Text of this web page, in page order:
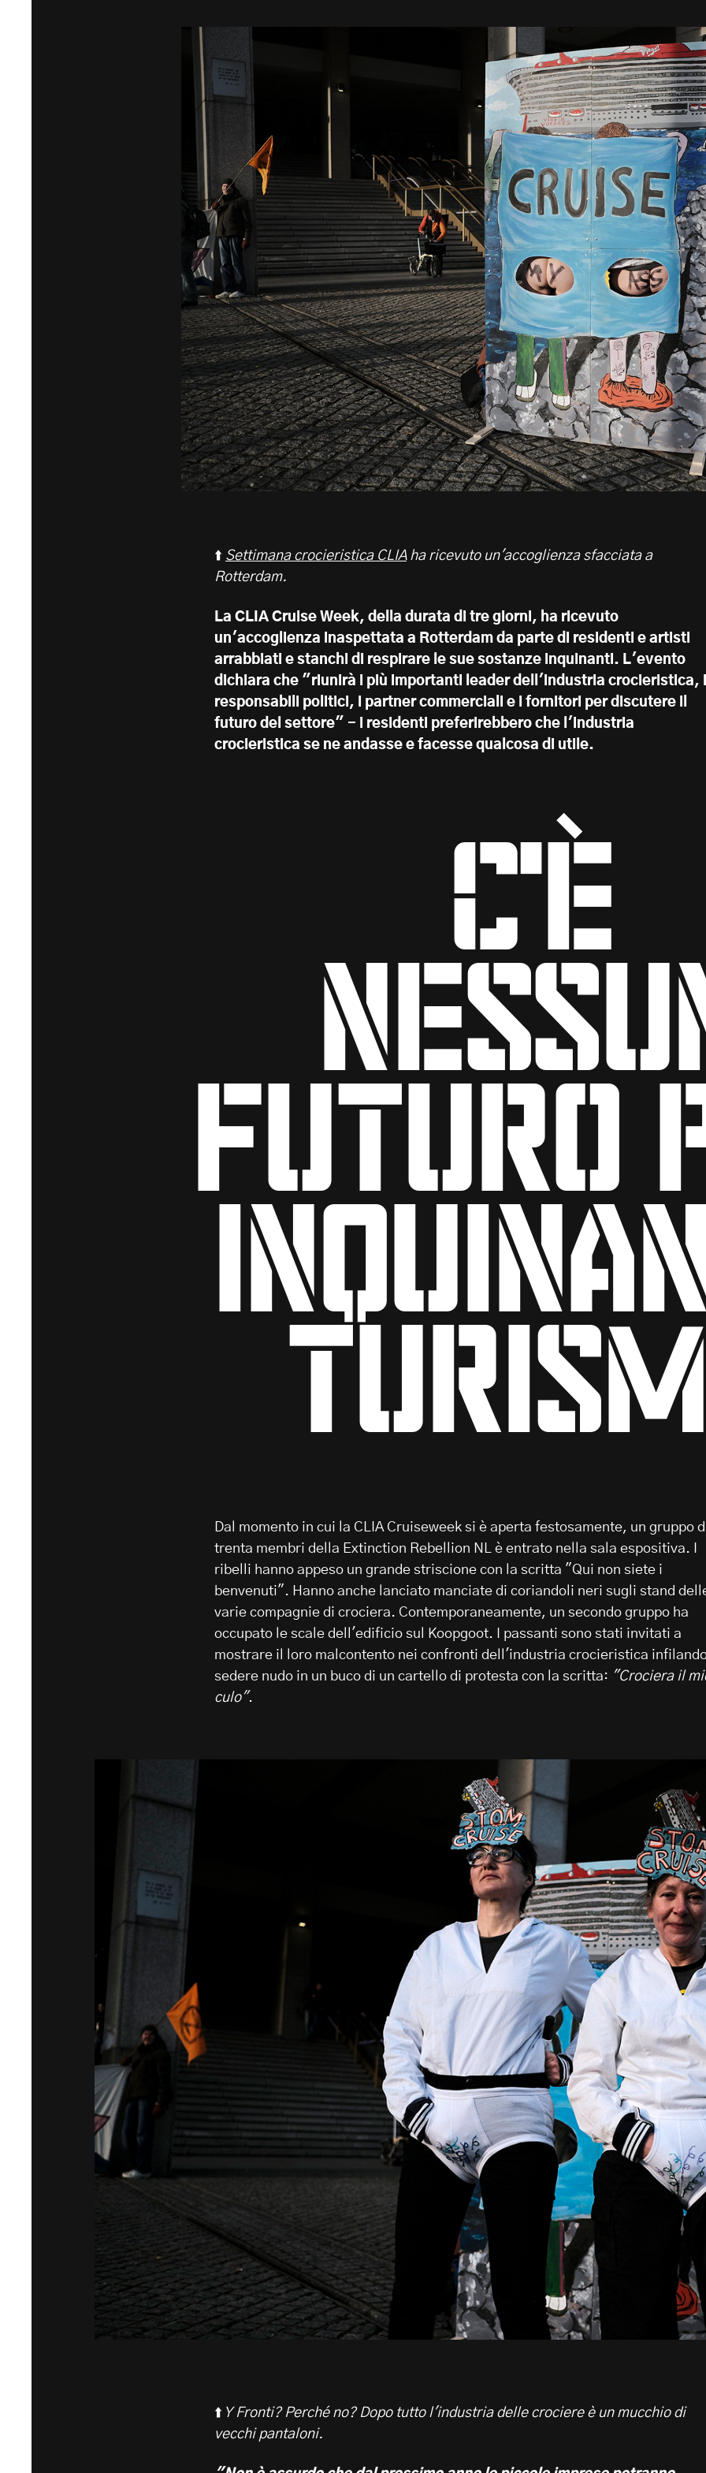
⬆️ Settimana crocieristica CLIAha ricevuto un'accoglienza sfacciata a
Rotterdam.
La CLIA Cruise Week, della durata di tre giorni, ha ricevuto
un'accoglienza inaspettata a Rotterdam da parte di residenti e artisti
arrabbiati e stanchi di respirare le sue sostanze inquinanti. L'evento
dichiara che "riunirà i più importanti leader dell'industria crocieristica, i
responsabili politici, i partner commerciali e i fornitori per discutere il
futuro del settore" - i residenti preferirebbero che l'industria
crocieristica se ne andasse e facesse qualcosa di utile.
C'è
futuro
Dal momento in cui la CLIA Cruiseweek si è aperta festosamente, un gruppo
trenta membri della Extinction Rebellion NL è entrato nella sala espositiva. I
ribelli hanno appeso un grande striscione con la scritta "Qui non siete i
benvenuti". Hanno anche lanciato manciate di coriandoli neri sugli stand
varie compagnie di crociera. Contemporaneamente, un secondo gruppo ha
occupato le scale dell'edificio sul Koopgoot. I passanti sono stati invitati a
mostrare il loro malcontento nei confronti dell'industria crocieristica
sedere nudo in un buco di un cartello di protesta con la scritta: "Crociera il
culo".
⬆️ Y Fronti? Perché no? Dopo tutto l'industria delle crociere è un mucchio di
vecchi pantaloni.